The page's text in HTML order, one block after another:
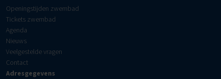
Openingstijden zwembad
Tickets zwembad
Agenda
Nieuws
Veelgestelde vragen
Contact
Adresgegevens